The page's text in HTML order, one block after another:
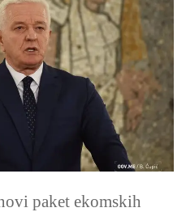
paket ekomskih